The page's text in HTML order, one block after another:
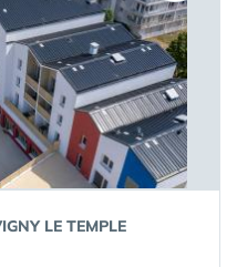
LE TEMPLE